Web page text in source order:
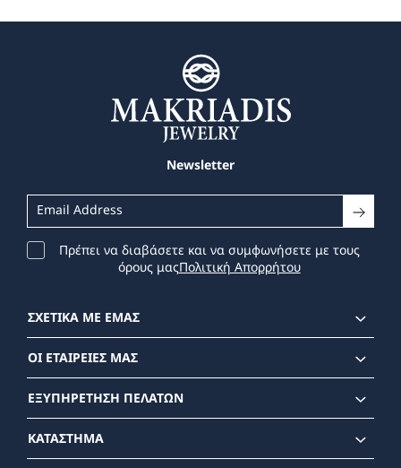
Newsletter
Πρέπει να διαβάσετε και να συμφωνήσετε με τους
όρους μαςΠολιτική Απορρήτου
ΣΧΕΤΙΚΑ ΜΕ ΕΜΑΣ
ΟΙ ΕΤΑΙΡΕΙΕΣ ΜΑΣ
ΕΞΥΠΗΡΕΤΗΣΗ ΠΕΛΑΤΩΝ
ΚΑΤΑΣΤΗΜΑ